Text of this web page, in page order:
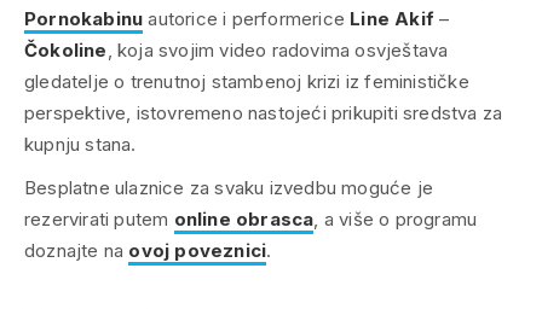
Pornokabinu autorice i performerice Line Akif –
Čokoline, koja svojim video radovima osvještava
gledatelje o trenutnoj stambenoj krizi iz feminističke
perspektive, istovremeno nastojeći prikupiti sredstva za
kupnju stana.
Besplatne ulaznice za svaku izvedbu moguće je
rezervirati putem online obrasca, a više o programu
doznajte na ovoj poveznici.